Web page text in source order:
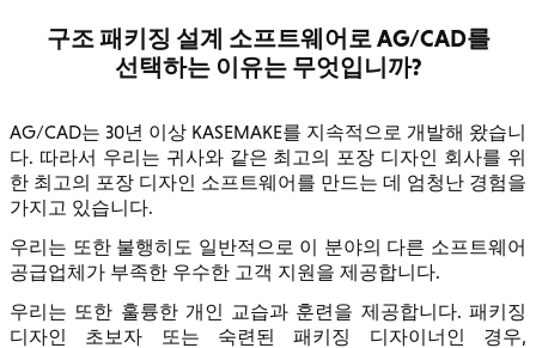
구조 패키징 설계 소프트웨어로 AG/CAD를
선택하는 이유는 무엇입니까?
AG/CAD는 30년 이상 KASEMAKE를 지속적으로 개발해 왔습니
다. 따라서 우리는 귀사와 같은 최고의 포장 디자인 회사를 위
한 최고의 포장 디자인 소프트웨어를 만드는 데 엄청난 경험을
가지고 있습니다.
우리는 또한 불행히도 일반적으로 이 분야의 다른 소프트웨어
공급업체가 부족한 우수한 고객 지원을 제공합니다.
우리는 또한 훌륭한 개인 교습과 훈련을 제공합니다. 패키징
디자인 초보자 또는 숙련된 패키징 디자이너인 경우,